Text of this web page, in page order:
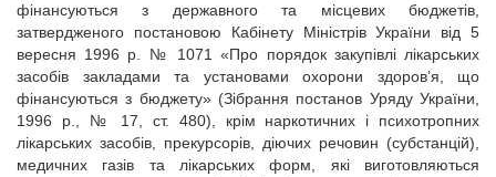
фінансуються з державного та місцевих бюджетів,
затвердженого постановою Кабінету Міністрів України від 5
вересня 1996 р. № 1071 «Про порядок закупівлі лікарських
засобів закладами та установами охорони здоров’я, що
фінансуються з бюджету» (Зібрання постанов Уряду України,
1996 р., № 17, ст. 480), крім наркотичних і психотропних
лікарських засобів, прекурсорів, діючих речовин (субстанцій),
медичних газів та лікарських форм, які виготовляються